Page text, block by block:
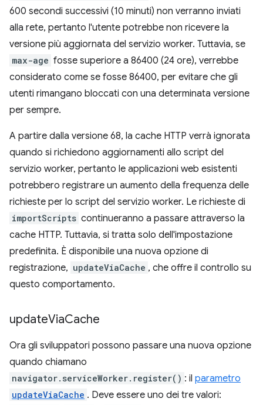
600 secondi successivi (10 minuti) non verranno inviati
alla rete, pertanto l'utente potrebbe non ricevere la
versione più aggiornata del servizio worker. Tuttavia, se
max-age fosse superiore a 86400 (24 ore), verrebbe
considerato come se fosse 86400, per evitare che gli
utenti rimangano bloccati con una determinata versione
per sempre.
A partire dalla versione 68, la cache HTTP verrà ignorata
quando si richiedono aggiornamenti allo script del
servizio worker, pertanto le applicazioni web esistenti
potrebbero registrare un aumento della frequenza delle
richieste per lo script del servizio worker. Le richieste di
importScripts continueranno a passare attraverso la
cache HTTP. Tuttavia, si tratta solo dell'impostazione
predefinita. È disponibile una nuova opzione di
registrazione, updateViaCache , che offre il controllo su
questo comportamento.
updateViaCache
Ora gli sviluppatori possono passare una nuova opzione
quando chiamano
navigator.serviceWorker.register() : il parametro
updateViaCache . Deve essere uno dei tre valori: